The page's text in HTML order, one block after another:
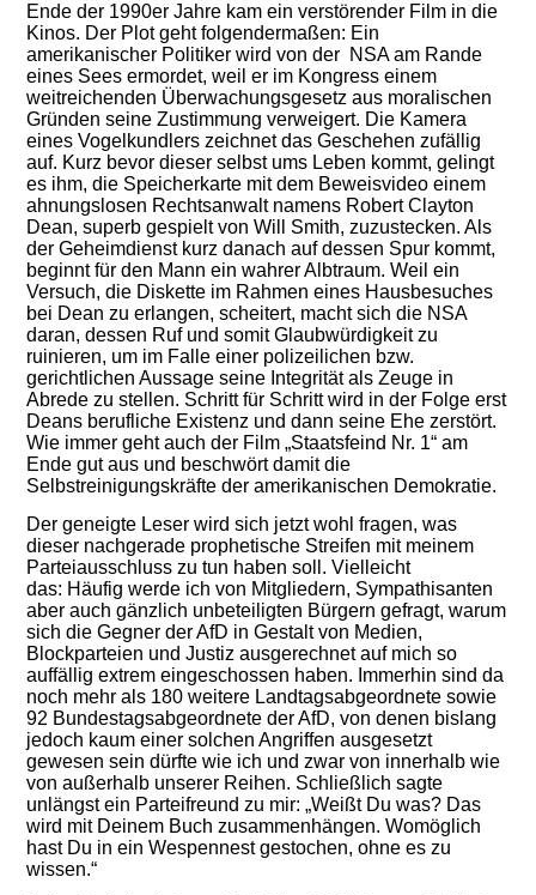
Ende der 1990er Jahre kam ein verstörender Film in die
Kinos. Der Plot geht folgendermaßen: Ein
amerikanischer Politiker wird von der NSAam Rande
eines Sees ermordet, weil er im Kongress einem
weitreichenden Überwachungsgesetz aus moralischen
Gründen seine Zustimmung verweigert. Die Kamera
eines Vogelkundlers zeichnet das Geschehen zufällig
auf. Kurz bevor dieser selbst ums Leben kommt, gelingt
es ihm, die Speicherkarte mit dem Beweisvideo einem
ahnungslosen Rechtsanwalt namens RobertClayton
Dean, superb gespielt von Will Smith, zuzustecken. Als
der Geheimdienst kurz danach auf dessen Spur kommt,
beginnt für den Mann ein wahrer Albtraum. Weil ein
Versuch, die Diskette im Rahmen eines Hausbesuches
bei Dean zu erlangen, scheitert, macht sich die NSA
daran, dessen Ruf und somit Glaubwürdigkeit zu
ruinieren, um im Falle einer polizeilichen bzw.
gerichtlichen Aussage seine Integrität als Zeuge in
Abrede zu stellen. Schritt für Schritt wird in der Folge erst
Deans berufliche Existenz und dann seine Ehe zerstört.
Wie immer geht auch der Film „Staatsfeind Nr. 1“ am
Ende gut aus und beschwört damit die
Selbstreinigungskräfte der amerikanischen Demokratie.
Der geneigte Leser wird sich jetzt wohl fragen, was
dieser nachgerade prophetische Streifen mit meinem
Parteiausschluss zu tun haben soll. Vielleicht
das: Häufig werde ich von Mitgliedern, Sympathisanten
aber auch gänzlich unbeteiligten Bürgern gefragt, warum
sich die Gegnerder AfD in Gestalt von Medien,
Blockparteien und Justiz ausgerechnet auf mich so
auffällig extrem eingeschossen haben. Immerhin sind da
noch mehr als 180 weitere Landtagsabgeordnete sowie
92 Bundestagsabgeordnete der AfD, von denen bislang
jedoch kaum einer solchen Angriffen ausgesetzt
gewesen sein dürfte wie ich und zwar von innerhalb wie
von außerhalb unserer Reihen. Schließlich sagte
unlängst ein Parteifreund zu mir: „Weißt Du was? Das
wird mit Deinem Buch zusammenhängen. Womöglich
hast Du in ein Wespennest gestochen, ohne es zu
wissen.“